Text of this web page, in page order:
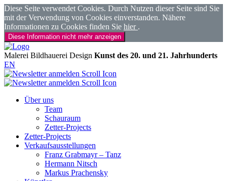
Diese Seite verwendet Cookies. Durch Nutzen dieser Seite sind Sie
mit der Verwendung von Cookies einverstanden. Nähere
Informationen zu Cookies finden Sie hier .
Diese Information nicht mehr anzeigen
Malerei Bildhauerei Design Kunst des 20. und 21. Jahrhunderts
EN
Über uns
Team
Schauraum
Zetter-Projects
Zetter-Projects
Verkaufsausstellungen
Franz Grabmayr – Tanz
Hermann Nitsch
Markus Prachensky